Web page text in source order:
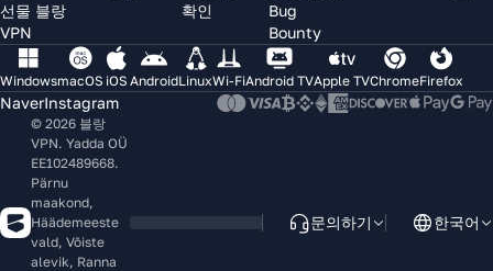
선물 블랑
VPN
확인
Bug
Bounty
WindowsmacOS iOS AndroidLinuxWi-FiAndroid TVApple TVChromeFirefox
NaverInstagram
© 2026 블랑
VPN. Yadda OÜ
EE102489668.
Pärnu
maakond,
Häädemeeste
vald, Võiste
alevik, Ranna
문의하기 한국어